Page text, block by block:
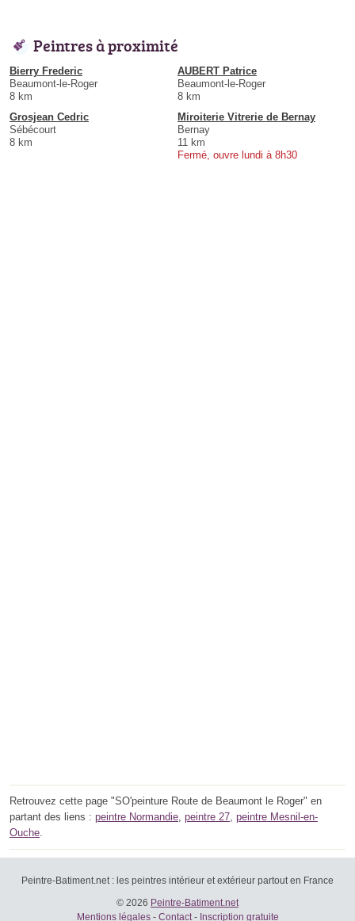
Peintres à proximité
Bierry Frederic
Beaumont-le-Roger
8 km
AUBERT Patrice
Beaumont-le-Roger
8 km
Grosjean Cedric
Sébécourt
8 km
Miroiterie Vitrerie de Bernay
Bernay
11 km
Fermé, ouvre lundi à 8h30
Retrouvez cette page "SO'peinture Route de Beaumont le Roger" en
partant des liens : peintre Normandie, peintre 27, peintre Mesnil-en-
Ouche.
Peintre-Batiment.net : les peintres intérieur et extérieur partout en France
© 2026 Peintre-Batiment.net
Mentions légales- Contact- Inscription gratuite